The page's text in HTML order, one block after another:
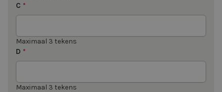
C *
Maximaal 3 tekens
D *
Maximaal 3 tekens